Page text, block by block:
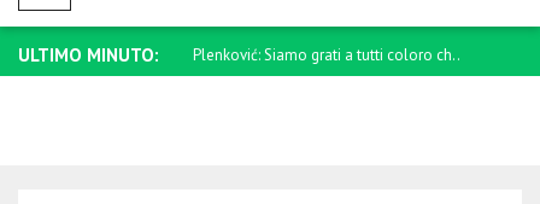
ULTIMO MINUTO:
rafforzare la difesa.. Plenković: Siamo grati a tutti coloro ch..